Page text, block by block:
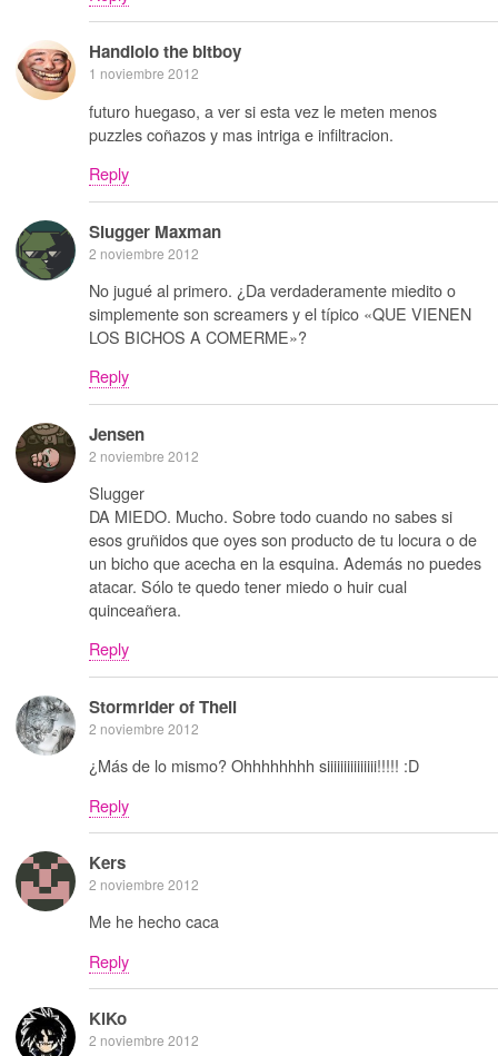
Handlolo the bitboy
1 noviembre 2012
futuro huegaso, a ver si esta vez le meten menos
puzzles coñazos y mas intriga e infiltracion.
Reply
Slugger Maxman
2 noviembre 2012
No jugué al primero. ¿Da verdaderamente miedito o
simplemente son screamers y el típico «QUE VIENEN
LOS BICHOS A COMERME»?
Reply
Jensen
2 noviembre 2012
Slugger
DA MIEDO. Mucho. Sobre todo cuando no sabes si
esos gruñidos que oyes son producto de tu locura o de
un bicho que acecha en la esquina. Además no puedes
atacar. Sólo te quedo tener miedo o huir cual
quinceañera.
Reply
Stormrider of Theli
2 noviembre 2012
¿Más de lo mismo? Ohhhhhhhh siiiiiiiiiiiiiii!!!!! :D
Reply
Kers
2 noviembre 2012
Me he hecho caca
Reply
KiKo
2 noviembre 2012